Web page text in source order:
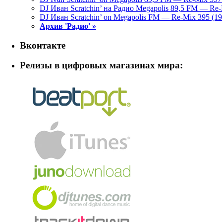
DJ Иван Scratchin’ на Радио Megapolis 89,5 FM —
DJ Иван Scratchin’ on Megapolis FM — Re-Mix 395
Архив 'Радио' »
Вконтакте
Релизы в цифровых магазинах мира: